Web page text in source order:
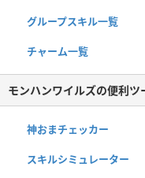
グループスキル一覧
チャーム一覧
モンハンワイルズの便利ツ
神おまチェッカー
スキルシミュレーター